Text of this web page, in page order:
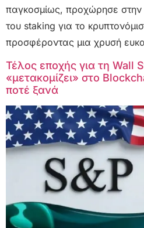
παγκοσμίως, προχώρησε στην
του staking για το
προσφέροντας μια χρυσή
Τέλος εποχής για τη Wall
«μετακομίζει» στο
ποτέ ξανά